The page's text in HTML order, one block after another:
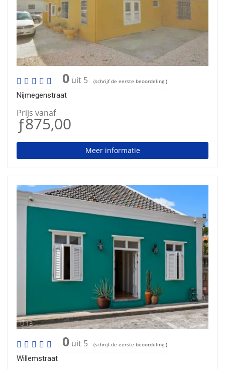
16
0 uit 5 (schrijf de eerste beoordeling )
Nijmegenstraat
Prijs vanaf
ƒ875,00
Meer informatie
13
0 uit 5 (schrijf de eerste beoordeling )
Willemstraat